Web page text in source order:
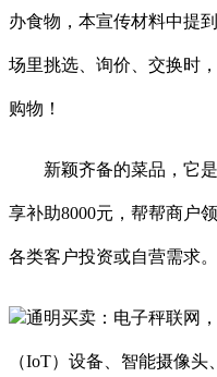
办食物，本宣传材料中提
场里挑选、询价、交换时
购物！
新颖齐备的菜品，它是
享补助8000元，帮帮商户
各类客户投资或自营需求。
通明买卖：电子秤联网，
（IoT）设备、智能摄像